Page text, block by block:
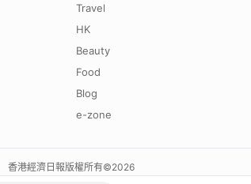
Travel
HK
Beauty
Food
Blog
e-zone
香港經濟日報版權所有©2026